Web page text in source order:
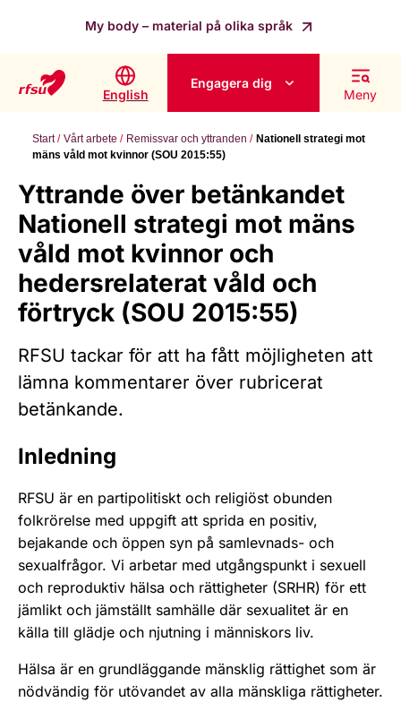
My body – material på olika språk
English
Engagera dig
Meny
Start Vårt arbete Remissvar och yttranden
Nationell strategi mot
mäns våld mot kvinnor (SOU 2015:55)
Yttrande över betänkandet
Nationell strategi mot mäns
våld mot kvinnor och
hedersrelaterat våld och
förtryck (SOU 2015:55)
RFSU tackar för att ha fått möjligheten att
lämna kommentarer över rubricerat
betänkande.
Inledning
RFSU är en partipolitiskt och religiöst obunden
folkrörelse med uppgift att sprida en positiv,
bejakande och öppen syn på samlevnads- och
sexualfrågor. Vi arbetar med utgångspunkt i sexuell
och reproduktiv hälsa och rättigheter (SRHR) för ett
jämlikt och jämställt samhälle där sexualitet är en
källa till glädje och njutning i människors liv.
Hälsa är en grundläggande mänsklig rättighet som är
nödvändig för utövandet av alla mänskliga rättigheter.